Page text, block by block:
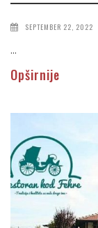
SEPTEMBER 22, 2022
...
Opširnije